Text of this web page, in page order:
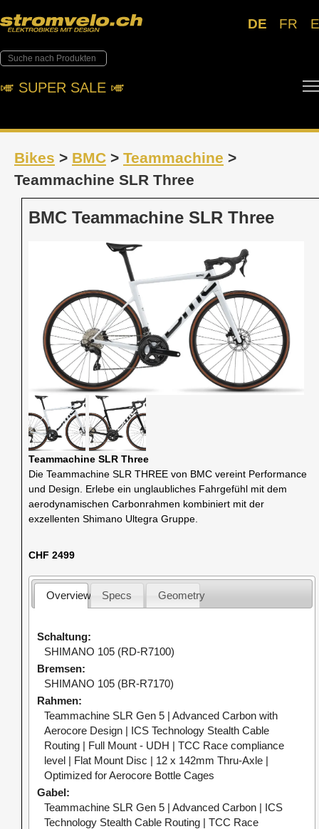
DE FR
🎺︎ SUPER SALE 🎺︎
Bikes > BMC > Teammachine >
Teammachine SLR Three
BMC Teammachine SLR Three
Teammachine SLR Three
Die Teammachine SLR THREE von BMC vereint Performance
und Design. Erlebe ein unglaubliches Fahrgefühl mit dem
aerodynamischen Carbonrahmen kombiniert mit der
exzellenten Shimano Ultegra Gruppe.
CHF 2499
Overview Specs Geometry
Schaltung
SHIMANO 105 (RD-R7100)
Bremsen
SHIMANO 105 (BR-R7170)
Rahmen
Teammachine SLR Gen 5 | Advanced Carbon with
Aerocore Design | ICS Technology Stealth Cable
Routing | Full Mount - UDH | TCC Race compliance
level | Flat Mount Disc | 12 x 142mm Thru-Axle |
Optimized for Aerocore Bottle Cages
Gabel
Teammachine SLR Gen 5 | Advanced Carbon | ICS
Technology Stealth Cable Routing | TCC Race